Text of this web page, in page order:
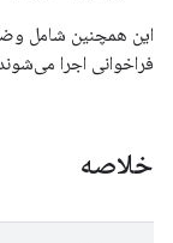
این همچنین شامل
فراخوانی اجرا
خلاصه